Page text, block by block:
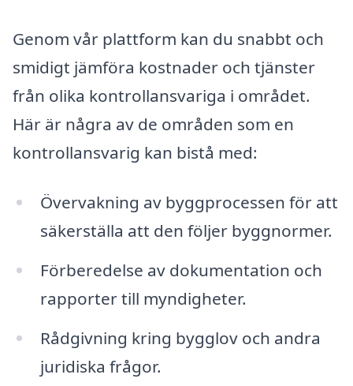
Genom vår plattform kan du snabbt och
smidigt jämföra kostnader och tjänster
från olika kontrollansvariga i området.
Här är några av de områden som en
kontrollansvarig kan bistå med:
Övervakning av byggprocessen för att
säkerställa att den följer byggnormer.
Förberedelse av dokumentation och
rapporter till myndigheter.
Rådgivning kring bygglov och andra
juridiska frågor.